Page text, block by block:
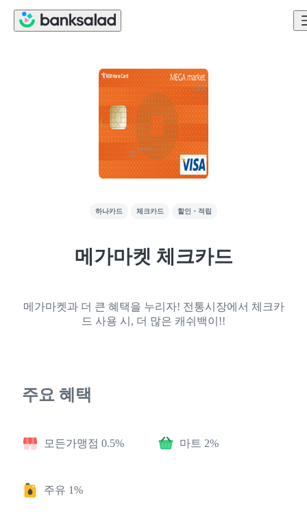
하나카드 체크카드 할인・적립
메가마켓 체크카드
메가마켓과 더 큰 혜택을 누리자! 전통시장에서 체크카
드 사용 시, 더 많은 캐쉬백이!!
주요 혜택
모든가맹점 0.5% 마트 2%
주유 1%